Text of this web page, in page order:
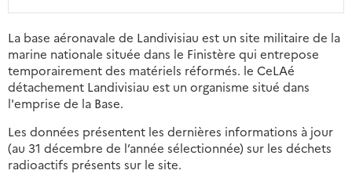
La base aéronavale de Landivisiau est un site militaire de la
marine nationale située dans le Finistère qui entrepose
temporairement des matériels réformés. le CeLAé
détachement Landivisiau est un organisme situé dans
l'emprise de la Base.
Les données présentent les dernières informations à jour
(au 31 décembre de l’année sélectionnée) sur les déchets
radioactifs présents sur le site.